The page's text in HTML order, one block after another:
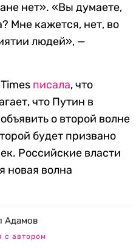
нет». «Вы думаете,
Мне кажется, нет, во
людей», —
писала, что
что Путин в
о второй волне
будет призвано
Российские власти
новая волна
Адамов
с автором